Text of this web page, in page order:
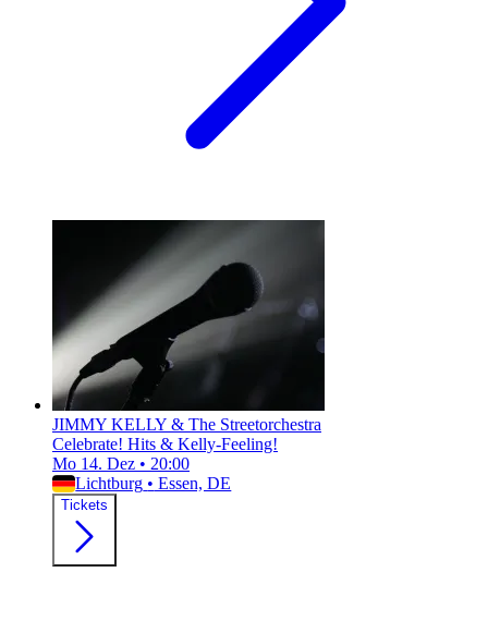
JIMMY KELLY & The Streetorchestra
Celebrate! Hits & Kelly-Feeling!
Mo 14. Dez • 20:00
Lichtburg • Essen, DE
Tickets